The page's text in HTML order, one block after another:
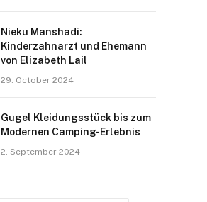
Nieku Manshadi:
Kinderzahnarzt und Ehemann
von Elizabeth Lail
29. October 2024
Gugel Kleidungsstück bis zum
Modernen Camping-Erlebnis
2. September 2024